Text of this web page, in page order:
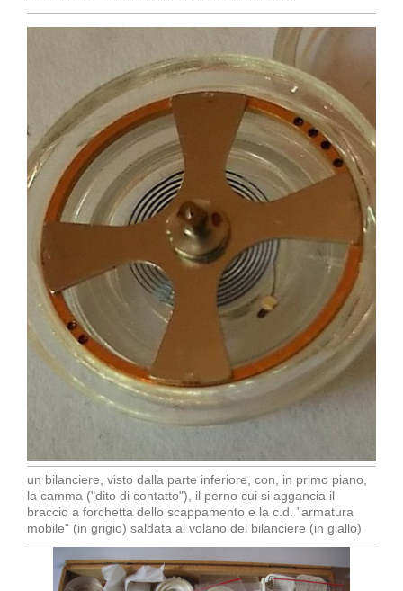
un bilanciere, visto dalla parte inferiore, con, in primo piano,
la camma ("dito di contatto"), il perno cui si aggancia il
braccio a forchetta dello scappamento e la c.d. "armatura
mobile" (in grigio) saldata al volano del bilanciere (in giallo)